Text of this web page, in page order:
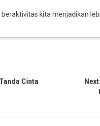
beraktivitas kita menjadikan
Cinta Next: